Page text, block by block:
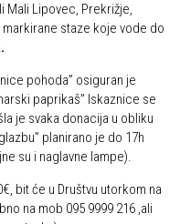
Mali Lipovec, Prekrižje,
staze koje vode do
pohoda” osiguran je
paprikaš” Iskaznice se
je svaka donacija u obliku
planirano je do 17h
su i naglavne lampe).
bit će u Društvu utorkom na
na mob 095 9999 216 ,ali